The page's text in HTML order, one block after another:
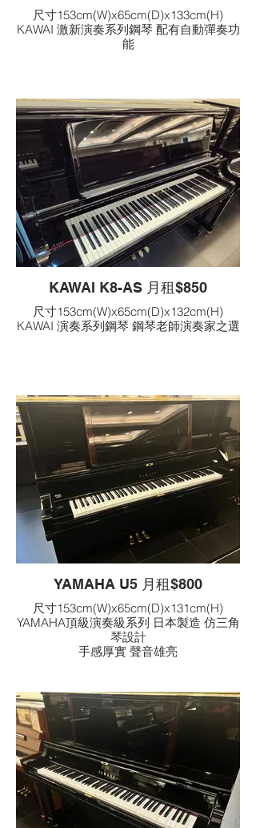
尺寸153cm(W)x65cm(D)x133cm(H)
KAWAI 激新演奏系列鋼琴 配有自動彈奏功
能
KAWAI K8-AS 月租$850
尺寸153cm(W)x65cm(D)x132cm(H)
KAWAI 演奏系列鋼琴 鋼琴老師演奏家之選
YAMAHA U5 月租$800
尺寸153cm(W)x65cm(D)x131cm(H)
YAMAHA頂級演奏級系列 日本製造 仿三角
琴設計
手感厚實 聲音雄亮